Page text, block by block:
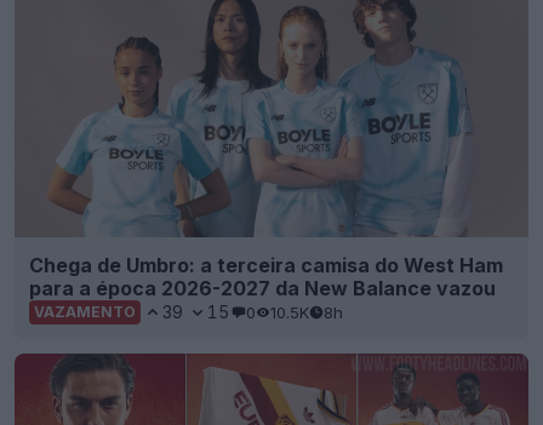
Chega de Umbro: a terceira camisa do West Ham
para a época 2026-2027 da New Balance vazou
VAZAMENTO 39 15 0 10.5K 8h